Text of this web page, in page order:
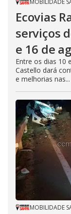
MOBILIDADE
Ecovias
serviços
e 16 de
Entre os dias 10
Castello dará
e melhorias nas...
MOBILIDADE